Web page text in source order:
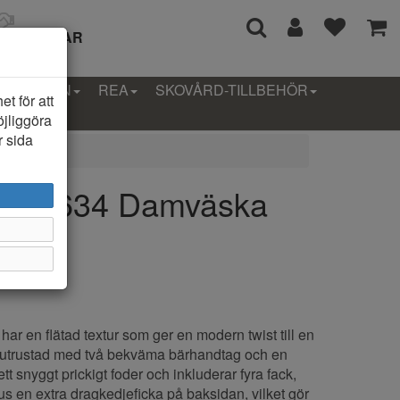
14 DAGAR
REA SKOVÅRD-TILLBEHÖR
Damväska
en flätad textur som ger en modern twist till en
med två bekväma bärhandtag och en
snyggt prickigt foder och inkluderar fyra fack,
en extra dragkedjeficka på baksidan, vilket gör
för att
sida